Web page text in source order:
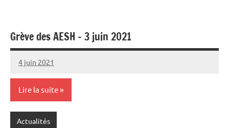
Grève des AESH – 3 juin 2021
4 juin 2021
SNFOLC44
Lire la suite
Actualités